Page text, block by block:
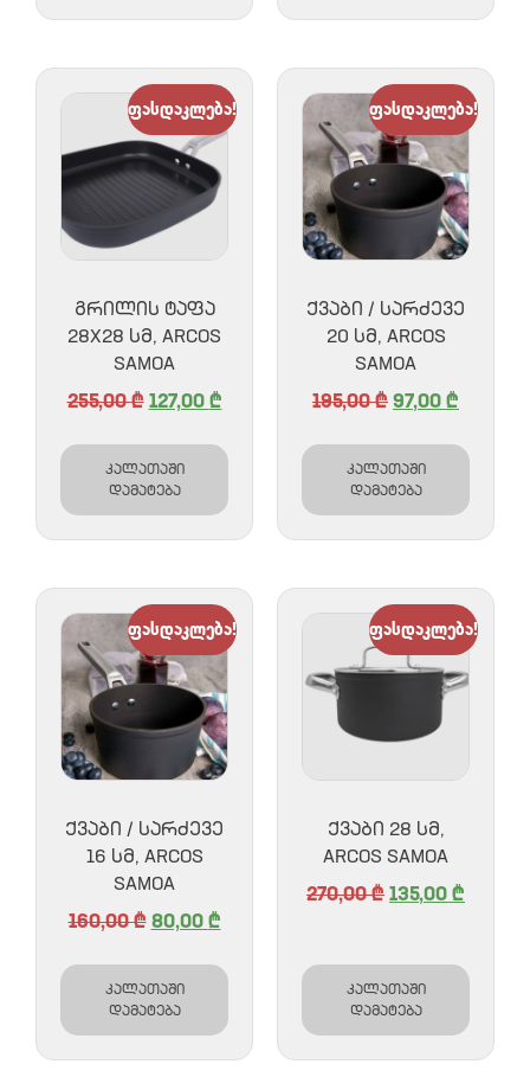
ფასდაკლება!
ᲒᲠᲘᲚᲘᲡ ᲢᲐᲤᲐ
28X28 ᲡᲛ, ARCOS
SAMOA
255,00₾ 127,00 ₾
კალათაში
დამატება
ფასდაკლება!
ᲥᲕᲐᲑᲘ / ᲡᲐᲠᲫᲔᲕᲔ
20 ᲡᲛ, ARCOS
SAMOA
195,00₾ 97,00 ₾
კალათაში
დამატება
ფასდაკლება!
ᲥᲕᲐᲑᲘ / ᲡᲐᲠᲫᲔᲕᲔ
16 ᲡᲛ, ARCOS
SAMOA
160,00₾ 80,00 ₾
კალათაში
დამატება
ფასდაკლება!
ᲥᲕᲐᲑᲘ 28 ᲡᲛ,
ARCOS SAMOA
270,00₾ 135,00 ₾
კალათაში
დამატება